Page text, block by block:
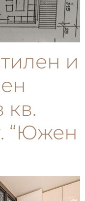
и
кв.
“Южен